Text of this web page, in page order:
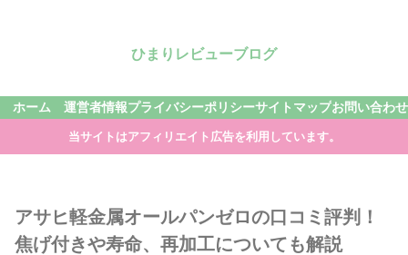
ひまりレビューブログ
ホーム 運営者情報プライバシーポリシーサイトマップお問い合わせ
当サイトはアフィリエイト広告を利用しています。
アサヒ軽金属オールパンゼロの口コミ評判！
焦げ付きや寿命、再加工についても解説